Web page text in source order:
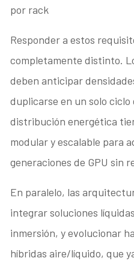
por rack
Responder a estos
completamente distinto.
deben anticipar
duplicarse en un solo ciclo
distribución energética
modular y escalable para
generaciones de GPU sin
En paralelo, las
integrar soluciones
inmersión, y evolucionar
híbridas aire/líquido, que